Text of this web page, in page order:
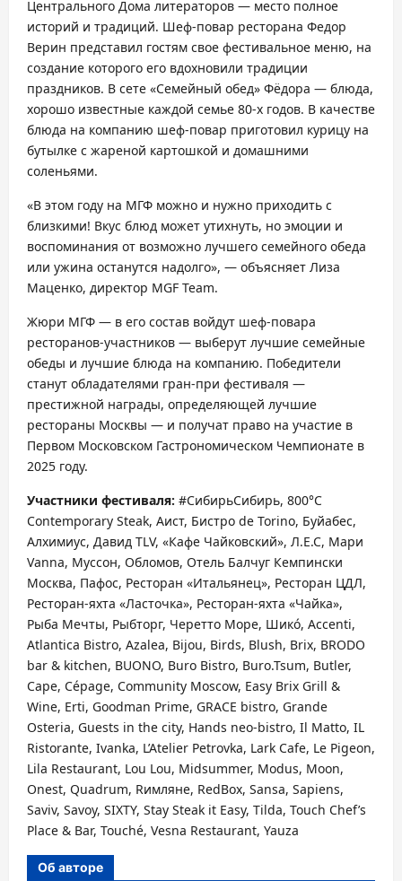
Центрального Дома литераторов — место полное
историй и традиций. Шеф-повар ресторана Федор
Верин представил гостям свое фестивальное меню, на
создание которого его вдохновили традиции
праздников. В сете «Семейный обед» Фёдора — блюда,
хорошо известные каждой семье 80-х годов. В качестве
блюда на компанию шеф-повар приготовил курицу на
бутылке с жареной картошкой и домашними
соленьями.
«В этом году на МГФ можно и нужно приходить с
близкими! Вкус блюд может утихнуть, но эмоции и
воспоминания от возможно лучшего семейного обеда
или ужина останутся надолго», — объясняет Лиза
Маценко, директор MGF Team.
Жюри МГФ — в его состав войдут шеф-повара
ресторанов-участников — выберут лучшие семейные
обеды и лучшие блюда на компанию. Победители
станут обладателями гран-при фестиваля —
престижной награды, определяющей лучшие
рестораны Москвы — и получат право на участие в
Первом Московском Гастрономическом Чемпионате в
2025 году.
Участники фестиваля: #СибирьСибирь, 800°С
Contemporary Steak, Аист, Бистро de Torino, Буйабес,
Алхимиус, Давид TLV, «Кафе Чайковский», Л.Е.С, Мари
Vanna, Муссон, Обломов, Отель Балчуг Кемпински
Москва, Пафос, Ресторан «Итальянец», Ресторан ЦДЛ,
Ресторан-яхта «Ласточка», Ресторан-яхта «Чайка»,
Рыба Мечты, Рыбторг, Черетто Море, Шикó, Accenti,
Atlantica Bistro, Azalea, Bijou, Birds, Blush, Brix, BRODO
bar & kitchen, BUONO, Buro Bistro, Buro.Tsum, Butler,
Cape, Cépage, Community Moscow, Easy Brix Grill &
Wine, Erti, Goodman Prime, GRACE bistro, Grande
Osteria, Guests in the city, Hands neo-bistro, Il Matto, IL
Ristorante, Ivanka, L’Atelier Petrovka, Lark Cafe, Le Pigeon,
Lila Restaurant, Lou Lou, Midsummer, Modus, Moon,
Onest, Quadrum, Rимляне, RedBox, Sansa, Sapiens,
Saviv, Savoy, SIXTY, Stay Steak it Easy, Tilda, Touch Chef’s
Place & Bar, Touché, Vesna Restaurant, Yauza
Об авторе